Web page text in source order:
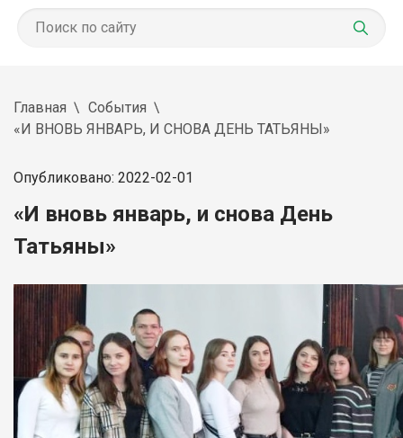
Главная
События
«И ВНОВЬ ЯНВАРЬ, И СНОВА ДЕНЬ ТАТЬЯНЫ»
Опубликовано: 2022-02-01
«И вновь январь, и снова День
Татьяны»